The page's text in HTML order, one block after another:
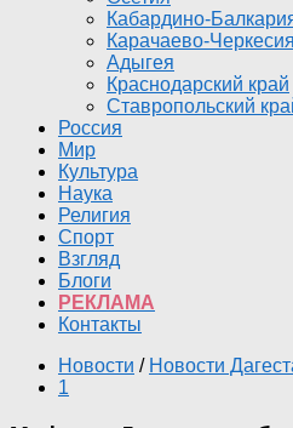
Кабардино-
Карачаево-Черкесия
Адыгея
Краснодарский край
Ставропольский
Россия
Мир
Культура
Наука
Религия
Спорт
Взгляд
Блоги
РЕКЛАМА
Контакты
Новости / Новости
1